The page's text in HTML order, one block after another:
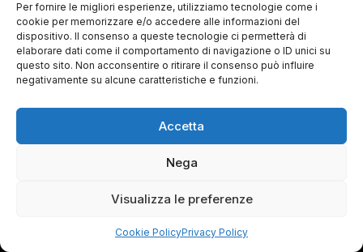
Per fornire le migliori esperienze, utilizziamo tecnologie come i
cookie per memorizzare e/o accedere alle informazioni del
dispositivo. Il consenso a queste tecnologie ci permetterà di
elaborare dati come il comportamento di navigazione o ID unici su
questo sito. Non acconsentire o ritirare il consenso può influire
negativamente su alcune caratteristiche e funzioni.
Accetta
Nega
Visualizza le preferenze
Cookie PolicyPrivacy Policy